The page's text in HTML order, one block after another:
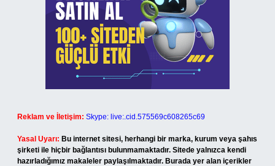
Reklam ve İletişim: Skype: live:.cid.575569c608265c69
Yasal Uyarı: Bu internet sitesi, herhangi bir marka, kurum veya şahıs
şirketi ile hiçbir bağlantısı bulunmamaktadır. Sitede yalnızca kendi
hazırladığımız makaleler paylaşılmaktadır. Burada yer alan içerikler